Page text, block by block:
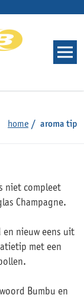
home aroma tip
niet compleet
Champagne.
nieuw eens uit
met een
Bumbu en